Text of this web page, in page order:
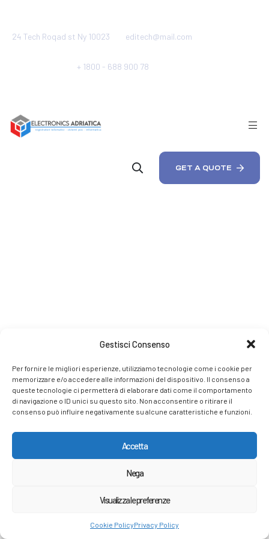
Gestisci Consenso
Per fornire le migliori esperienze, utilizziamo tecnologie come i cookie per
memorizzare e/o accedere alle informazioni del dispositivo. Il consenso a
queste tecnologie ci permetterà di elaborare dati come il comportamento
di navigazione o ID unici su questo sito. Non acconsentire o ritirare il
consenso può influire negativamente su alcune caratteristiche e funzioni.
Accetta
Nega
Visualizza le preferenze
Cookie PolicyPrivacy Policy
24 Tech Roqad st Ny 10023 editech@mail.com
+ 1800 - 688 900 78
GET A QUOTE